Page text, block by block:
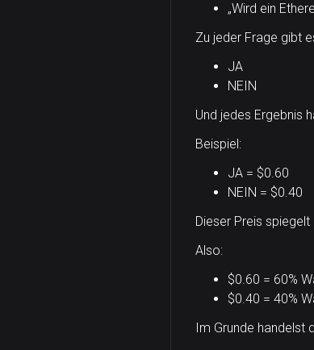
„Wird ein
Zu jeder Frage gibt
JA
NEIN
Und jedes Ergebnis
Beispiel:
JA = $0.60
NEIN = $0.40
Dieser Preis
Also:
$0.60 = 60%
$0.40 = 40%
Im Grunde handelst